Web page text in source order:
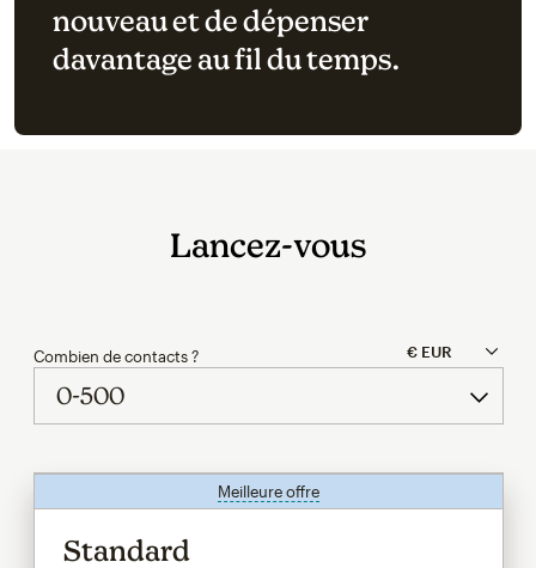
nouveau et de dépenser
davantage au fil du temps.
Lancez-vous
Combien de contacts ?
Meilleure offreinfobulle
Standard